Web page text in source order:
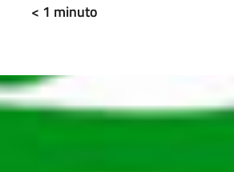
< 1 minuto